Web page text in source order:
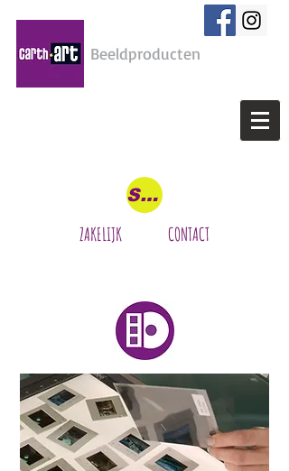
Beeldproducten
WANDDECORATIE OP MAAT | (FOTO)PRINT SERVICE
Shop
CONTACT
ZAKELIJK